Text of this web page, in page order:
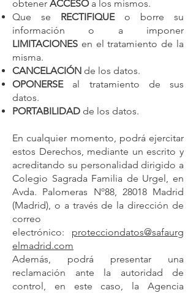
obtener ACCESOa los mismos.
Que se RECTIFIQUEo borre su
información o a imponer
LIMITACIONES en el tratamiento de la
misma.
CANCELACIÓN de los datos.
OPONERSEal tratamiento de sus
datos.
PORTABILIDAD de los datos.
En cualquier momento, podrá ejercitar
estos Derechos, mediante un escrito y
acreditando su personalidad dirigido a
Colegio Sagrada Familia de Urgel, en
Avda. Palomeras Nº88, 28018 Madrid
(Madrid), o a través de la dirección de
correo
electrónico: protecciondatos@safaurg
elmadrid.com
Además, podrá presentar una
reclamación ante la autoridad de
control, en este caso, la Agencia